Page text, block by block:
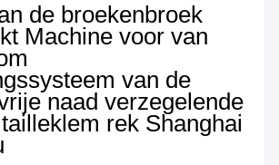
de broekenbroek
Machine voor van
van de
naad verzegelende
rek Shanghai